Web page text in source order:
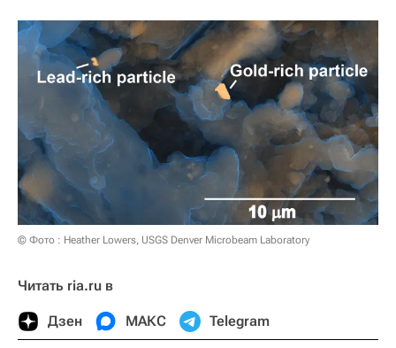
© Фото : Heather Lowers, USGS Denver Microbeam Laboratory
Читать ria.ru в
Дзен МАКС Telegram